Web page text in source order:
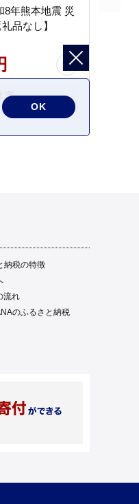
8年熊本地震 災
品なし】
市
納税の特徴
流れ
のふるさと納税
OK